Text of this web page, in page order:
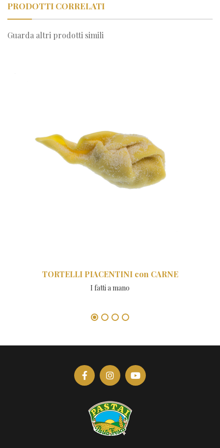
PRODOTTI CORRELATI
Guarda altri prodotti simili
TORTELLI PIACENTINI con CARNE
I fatti a mano